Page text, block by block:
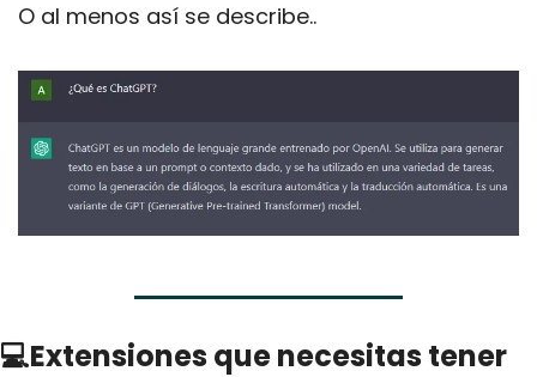
O al menos así se describe..
💻Extensiones que necesitas tener